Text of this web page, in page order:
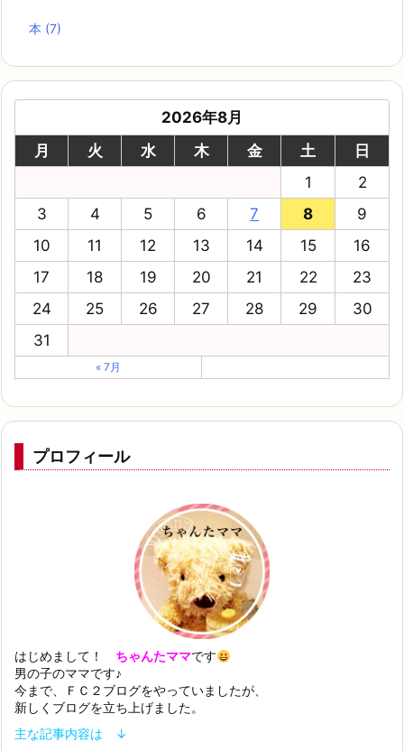
本 (7)
2026年8月
月
火 水 木 金 土
日
1
2
3
4 5 6 7 8
9
10
11 12 13 14 15
16
17
18 19 20 21 22
23
24
25 26 27 28 29
30
31
« 7月
プロフィール
はじめまして！ ちゃんたママです
男の子のママです♪
今まで、ＦＣ２ブログをやっていましたが、
新しくブログを立ち上げました。
主な記事内容は ↓